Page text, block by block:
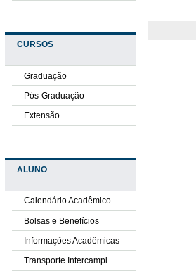
CURSOS
Graduação
Pós-Graduação
Extensão
ALUNO
Calendário Acadêmico
Bolsas e Benefícios
Informações Acadêmicas
Transporte Intercampi